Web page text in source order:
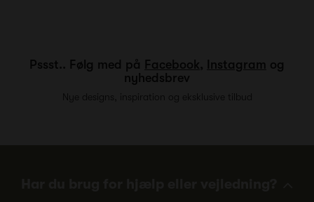
Pssst.. Følg med på Facebook, Instagram og
nyhedsbrev
Nye designs, inspiration og eksklusive tilbud